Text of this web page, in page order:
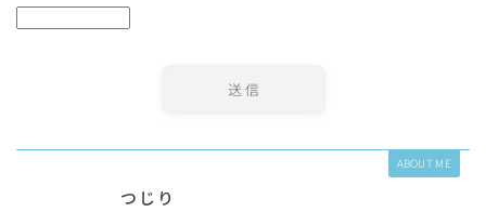
ABOUT ME
つじり